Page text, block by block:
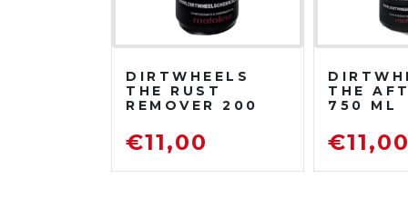
DIRTWHEELS
THE RUST
REMOVER 200
DISOSSIDANTE
RIMUOVI
€11,00
THE
750 ML
€11,00